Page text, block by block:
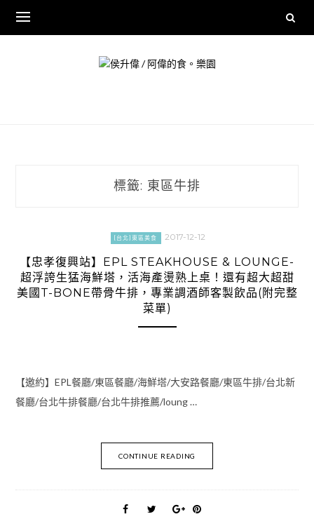
content
標籤: 東區牛排
[台北]東區美食 2017-12-12
【忠孝復興站】EPL STEAKHOUSE & LOUNGE-
超浮誇生猛海鮮塔，活海產燙熟上桌！還有超大超甜
美國T-BONE帶骨牛排，專業調酒師客製飲品(附完整
菜單)
【邀約】EPL餐廳/東區餐廳/海鮮塔/大安路餐廳/東區牛排/台北新
餐廳/台北牛排餐廳/台北牛排推薦/loung …
CONTINUE READING